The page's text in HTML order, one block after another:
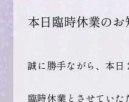
本日臨時休業のお
誠に勝手ながら、本日
臨時休業とさせていた